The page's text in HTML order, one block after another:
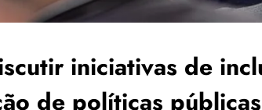
iniciativas de
de políticas